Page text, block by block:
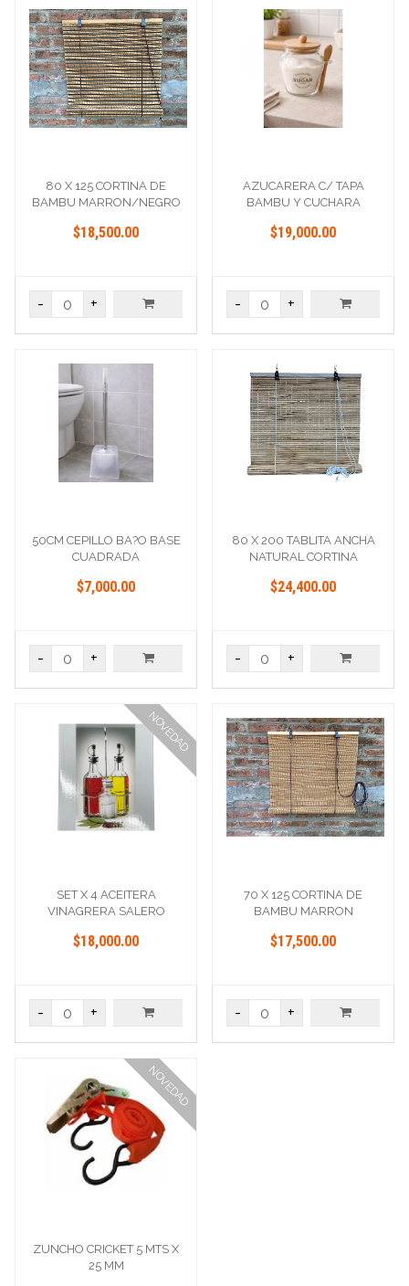
80 X 125 CORTINA DE
BAMBU MARRON/NEGRO
$18,500.00
- +
AZUCARERA C/ TAPA
BAMBU Y CUCHARA
$19,000.00
- +
50CM CEPILLO BA?O BASE
CUADRADA
$7,000.00
- +
80 X 200 TABLITA ANCHA
NATURAL CORTINA
$24,400.00
- +
NOVEDAD
SET X 4 ACEITERA
VINAGRERA SALERO
$18,000.00
- +
70 X 125 CORTINA DE
BAMBU MARRON
$17,500.00
- +
NOVEDAD
ZUNCHO CRICKET 5 MTS X
25 MM